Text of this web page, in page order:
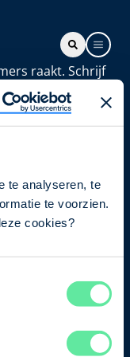
te analyseren, te
te voorzien.
cookies?
raakt. Schrijf